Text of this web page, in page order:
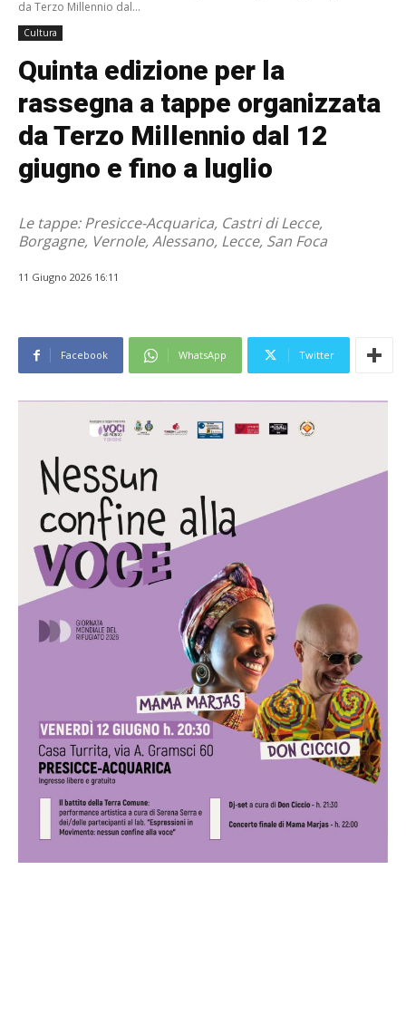
da Terzo Millennio dal...
Cultura
Quinta edizione per la
rassegna a tappe organizzata
da Terzo Millennio dal 12
giugno e fino a luglio
Le tappe: Presicce-Acquarica, Castri di Lecce,
Borgagne, Vernole, Alessano, Lecce, San Foca
11 Giugno 2026 16:11
Facebook WhatsApp Twitter